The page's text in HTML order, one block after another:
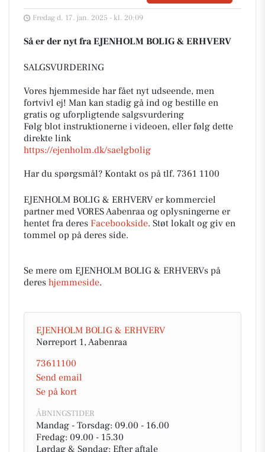
Fredag d. 17. jan. 2025 - kl. 20:09
Så er der nyt fra EJENHOLM BOLIG & ERHVERV
SALGSVURDERING
Vores hjemmeside har fået nyt udseende, men
fortvivl ej! Man kan stadig gå ind og bestille en
gratis og uforpligtende salgsvurdering
Følg blot instruktionerne i videoen, eller følg dette
direkte link
https://ejenholm.dk/saelgbolig
Har du spørgsmål? Kontakt os på tlf. 7361 1100
EJENHOLM BOLIG & ERHVERV er kommerciel
partner med VORES Aabenraa og oplysningerne er
hentet fra deres Facebookside. Støt lokalt og giv en
tommel op på deres side.
Se mere om EJENHOLM BOLIG & ERHVERVs på
deres hjemmeside.
EJENHOLM BOLIG & ERHVERV
Nørreport 1, Aabenraa
73611100
Send email
Se på kort
ÅBNINGSTIDER
Mandag - Torsdag: 09.00 - 16.00
Fredag: 09.00 - 15.30
Lørdag & Søndag: Efter aftale